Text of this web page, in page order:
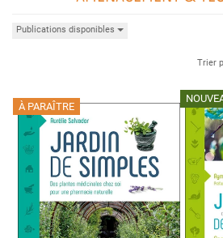
Publications disponibles
Trier
À PARAÎTRE